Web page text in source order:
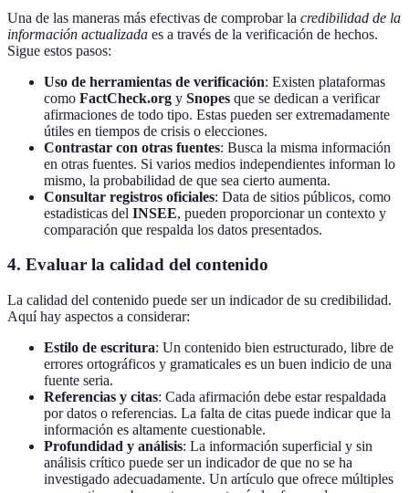
Una de las maneras más efectivas de comprobar la credibilidad de la
información actualizada es a través de la verificación de hechos.
Sigue estos pasos:
Uso de herramientas de verificación: Existen plataformas
como FactCheck.org y Snopes que se dedican a verificar
afirmaciones de todo tipo. Estas pueden ser extremadamente
útiles en tiempos de crisis o elecciones.
Contrastar con otras fuentes: Busca la misma información
en otras fuentes. Si varios medios independientes informan lo
mismo, la probabilidad de que sea cierto aumenta.
Consultar registros oficiales: Data de sitios públicos, como
estadisticas del INSEE, pueden proporcionar un contexto y
comparación que respalda los datos presentados.
4. Evaluar la calidad del contenido
La calidad del contenido puede ser un indicador de su credibilidad.
Aquí hay aspectos a considerar:
Estilo de escritura: Un contenido bien estructurado, libre de
errores ortográficos y gramaticales es un buen indicio de una
fuente seria.
Referencias y citas: Cada afirmación debe estar respaldada
por datos o referencias. La falta de citas puede indicar que la
información es altamente cuestionable.
Profundidad y análisis: La información superficial y sin
análisis crítico puede ser un indicador de que no se ha
investigado adecuadamente. Un artículo que ofrece múltiples